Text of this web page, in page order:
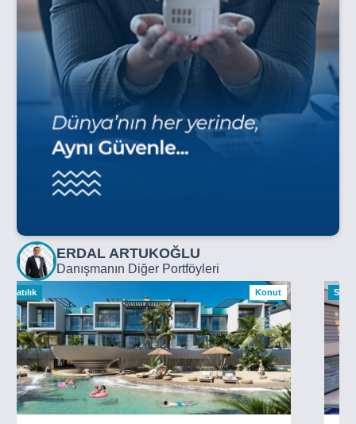
ERDAL ARTUKOĞLU
Danışmanın Diğer Portföyleri
Satılık Konut